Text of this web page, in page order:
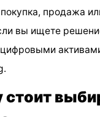
покупка, продажа
вы ищете
стоит